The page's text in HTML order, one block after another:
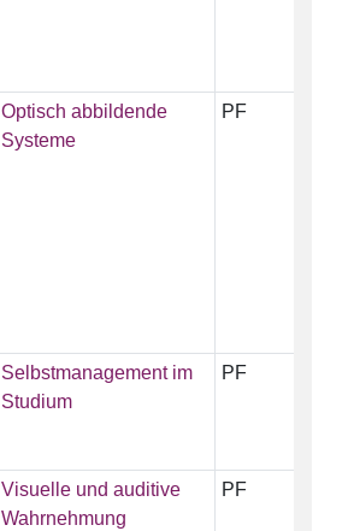
Optisch abbildende
Systeme
PF
Selbstmanagement im
Studium
PF
Visuelle und auditive
Wahrnehmung
PF